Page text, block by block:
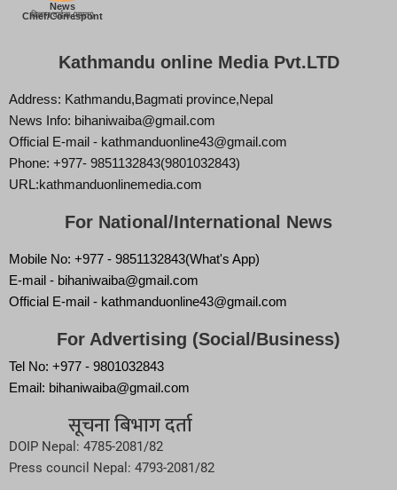
News
Chief/Correspont
बिज्ञान वाईबा (ममता)
Kathmandu online Media Pvt.LTD
Address: Kathmandu,Bagmati province,Nepal
News Info: bihaniwaiba@gmail.com
Official E-mail - kathmanduonline43@gmail.com
Phone: +977- 9851132843(9801032843)
URL:kathmanduonlinemedia.com
For National/International News
Mobile No: +977 - 9851132843(What's App)
E-mail - bihaniwaiba@gmail.com
Official E-mail - kathmanduonline43@gmail.com
For Advertising (Social/Business)
Tel No: +977 - 9801032843
Email: bihaniwaiba@gmail.com
सूचना बिभाग दर्ता
DOIP Nepal: 4785-2081/82
Press council Nepal: 4793-2081/82